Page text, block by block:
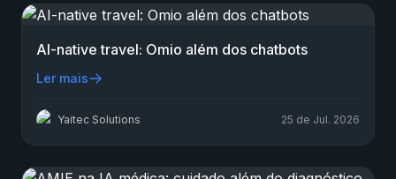
AI-native travel: Omio além dos chatbots
Ler mais
Yaitec Solutions 25 de Jul. 2026